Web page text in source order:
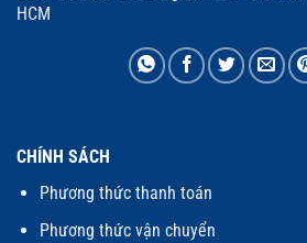
HCM
CHÍNH SÁCH
Phương thức thanh toán
Phương thức vận chuyển